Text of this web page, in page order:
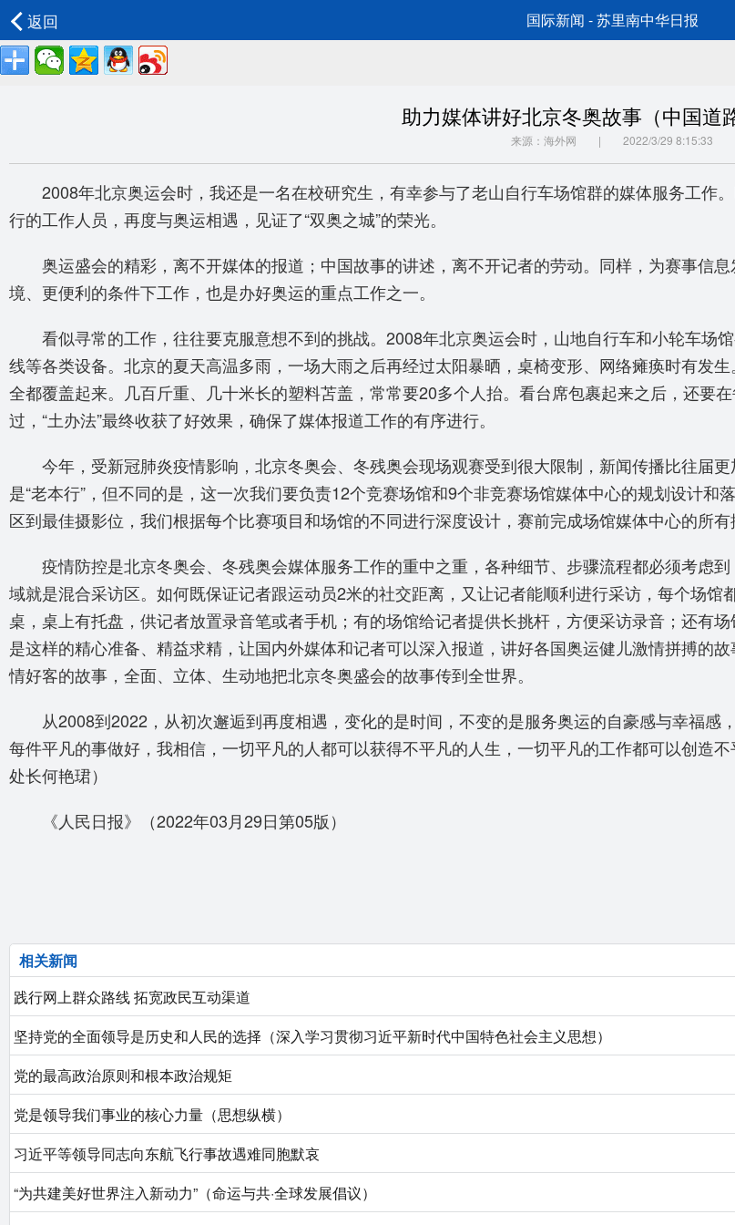
返回 国际新闻 - 苏里南中华日报
助力媒体讲好北京冬奥故事（中国道
来源：海外网 | 2022/3/29 8:15:33
2008年北京奥运会时，我还是一名在校研究生，有幸参与了老山自行车场馆群的媒体服务工作
行的工作人员，再度与奥运相遇，见证了“双奥之城”的荣光。
奥运盛会的精彩，离不开媒体的报道；中国故事的讲述，离不开记者的劳动。同样，为赛事信
境、更便利的条件下工作，也是办好奥运的重点工作之一。
看似寻常的工作，往往要克服意想不到的挑战。2008年北京奥运会时，山地自行车和小轮车场
线等各类设备。北京的夏天高温多雨，一场大雨之后再经过太阳暴晒，桌椅变形、网络瘫痪时有发
全都覆盖起来。几百斤重、几十米长的塑料苫盖，常常要20多个人抬。看台席包裹起来之后，还要
过，“土办法”最终收获了好效果，确保了媒体报道工作的有序进行。
今年，受新冠肺炎疫情影响，北京冬奥会、冬残奥会现场观赛受到很大限制，新闻传播比往届
是“老本行”，但不同的是，这一次我们要负责12个竞赛场馆和9个非竞赛场馆媒体中心的规划设计
区到最佳摄影位，我们根据每个比赛项目和场馆的不同进行深度设计，赛前完成场馆媒体中心的所有
疫情防控是北京冬奥会、冬残奥会媒体服务工作的重中之重，各种细节、步骤流程都必须考虑
域就是混合采访区。如何既保证记者跟运动员2米的社交距离，又让记者能顺利进行采访，每个场馆
桌，桌上有托盘，供记者放置录音笔或者手机；有的场馆给记者提供长挑杆，方便采访录音；还有
是这样的精心准备、精益求精，让国内外媒体和记者可以深入报道，讲好各国奥运健儿激情拼搏的
情好客的故事，全面、立体、生动地把北京冬奥盛会的故事传到全世界。
从2008到2022，从初次邂逅到再度相遇，变化的是时间，不变的是服务奥运的自豪感与幸福
每件平凡的事做好，我相信，一切平凡的人都可以获得不平凡的人生，一切平凡的工作都可以创造不
处长何艳珺）
《人民日报》（2022年03月29日第05版）
相关新闻
践行网上群众路线 拓宽政民互动渠道
坚持党的全面领导是历史和人民的选择（深入学习贯彻习近平新时代中国特色社会主义思想）
党的最高政治原则和根本政治规矩
党是领导我们事业的核心力量（思想纵横）
习近平等领导同志向东航飞行事故遇难同胞默哀
“为共建美好世界注入新动力”（命运与共·全球发展倡议）